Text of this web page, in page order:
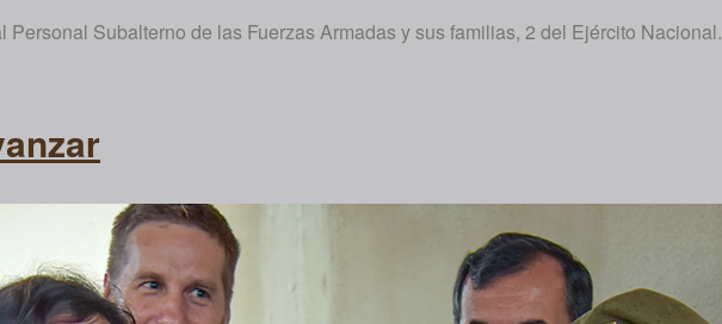
Subalterno de las Fuerzas Armadas y sus familias, 2 del Ejército Nacional.